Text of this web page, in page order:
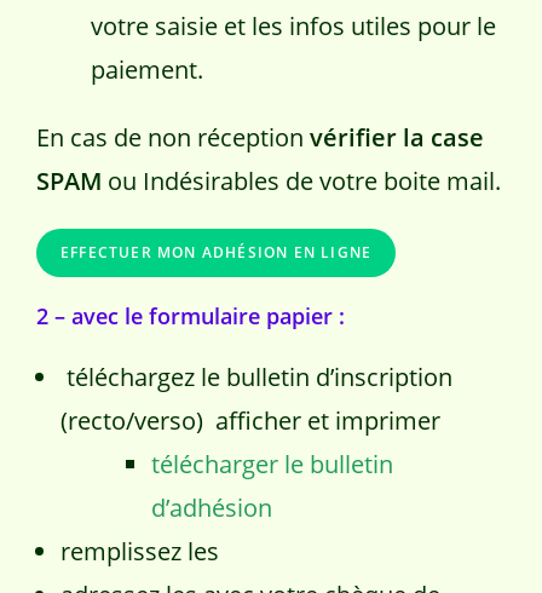
votre saisie et les infos utiles pour le
paiement.
En cas de non réception vérifier la case
SPAM ou Indésirables de votre boite mail.
EFFECTUER MON ADHÉSION EN LIGNE
2 – avec le formulaire papier :
téléchargez le bulletin d’inscription
(recto/verso) afficher et imprimer
télécharger le bulletin
d’adhésion
remplissez les